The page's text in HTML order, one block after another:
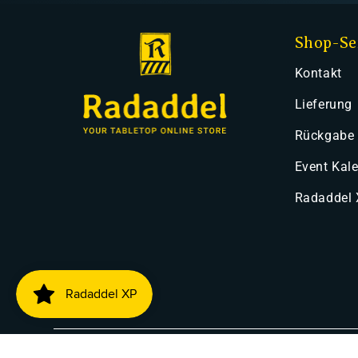
Shop-
Kontakt
Lieferung
Event
Radaddel